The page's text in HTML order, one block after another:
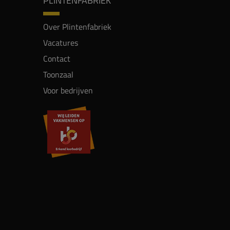
Over Plintenfabriek
Vacatures
Contact
Toonzaal
Voor bedrijven